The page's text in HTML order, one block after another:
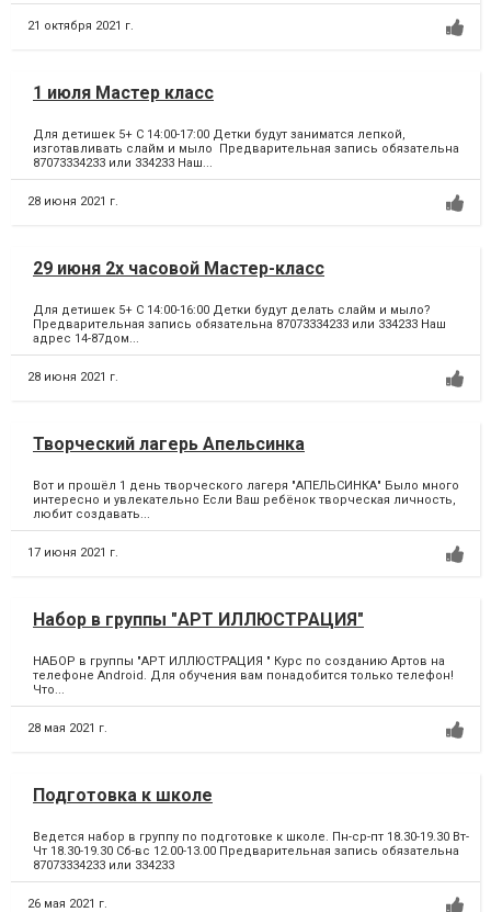
21 октября 2021 г.
1 июля Мастер класс
Для детишек 5+ С 14:00-17:00 Детки будут заниматся лепкой,
изготавливать слайм и мыло Предварительная запись обязательна
87073334233 или 334233 Наш...
28 июня 2021 г.
29 июня 2х часовой Мастер-класс
Для детишек 5+ С 14:00-16:00 Детки будут делать слайм и мыло?
Предварительная запись обязательна 87073334233 или 334233 Наш
адрес 14-87дом...
28 июня 2021 г.
Творческий лагерь Апельсинка
Вот и прошёл 1 день творческого лагеря "АПЕЛЬСИНКА" Было много
интересно и увлекательно Если Ваш ребёнок творческая личность,
любит создавать...
17 июня 2021 г.
Набор в группы "АРТ ИЛЛЮСТРАЦИЯ"
НАБОР в группы "АРТ ИЛЛЮСТРАЦИЯ " Курс по созданию Артов на
телефоне Android. Для обучения вам понадобится только телефон!
Что...
28 мая 2021 г.
Подготовка к школе
Ведется набор в группу по подготовке к школе. Пн-ср-пт 18.30-19.30 Вт-
Чт 18.30-19.30 Сб-вс 12.00-13.00 Предварительная запись обязательна
87073334233 или 334233
26 мая 2021 г.